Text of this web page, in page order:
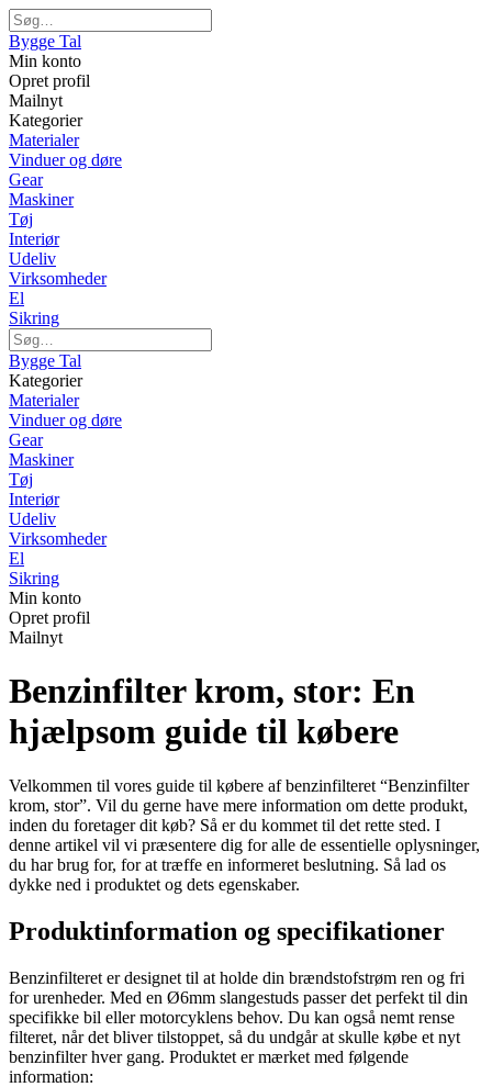
Bygge Tal
Min konto
Opret profil
Mailnyt
Kategorier
Materialer
Vinduer og døre
Gear
Maskiner
Tøj
Interiør
Udeliv
Virksomheder
El
Sikring
Bygge Tal
Kategorier
Materialer
Vinduer og døre
Gear
Maskiner
Tøj
Interiør
Udeliv
Virksomheder
El
Sikring
Min konto
Opret profil
Mailnyt
Benzinfilter krom, stor: En
hjælpsom guide til købere
Velkommen til vores guide til købere af benzinfilteret “Benzinfilter
krom, stor”. Vil du gerne have mere information om dette produkt,
inden du foretager dit køb? Så er du kommet til det rette sted. I
denne artikel vil vi præsentere dig for alle de essentielle oplysninger,
du har brug for, for at træffe en informeret beslutning. Så lad os
dykke ned i produktet og dets egenskaber.
Produktinformation og specifikationer
Benzinfilteret er designet til at holde din brændstofstrøm ren og fri
for urenheder. Med en Ø6mm slangestuds passer det perfekt til din
specifikke bil eller motorcyklens behov. Du kan også nemt rense
filteret, når det bliver tilstoppet, så du undgår at skulle købe et nyt
benzinfilter hver gang. Produktet er mærket med følgende
information: